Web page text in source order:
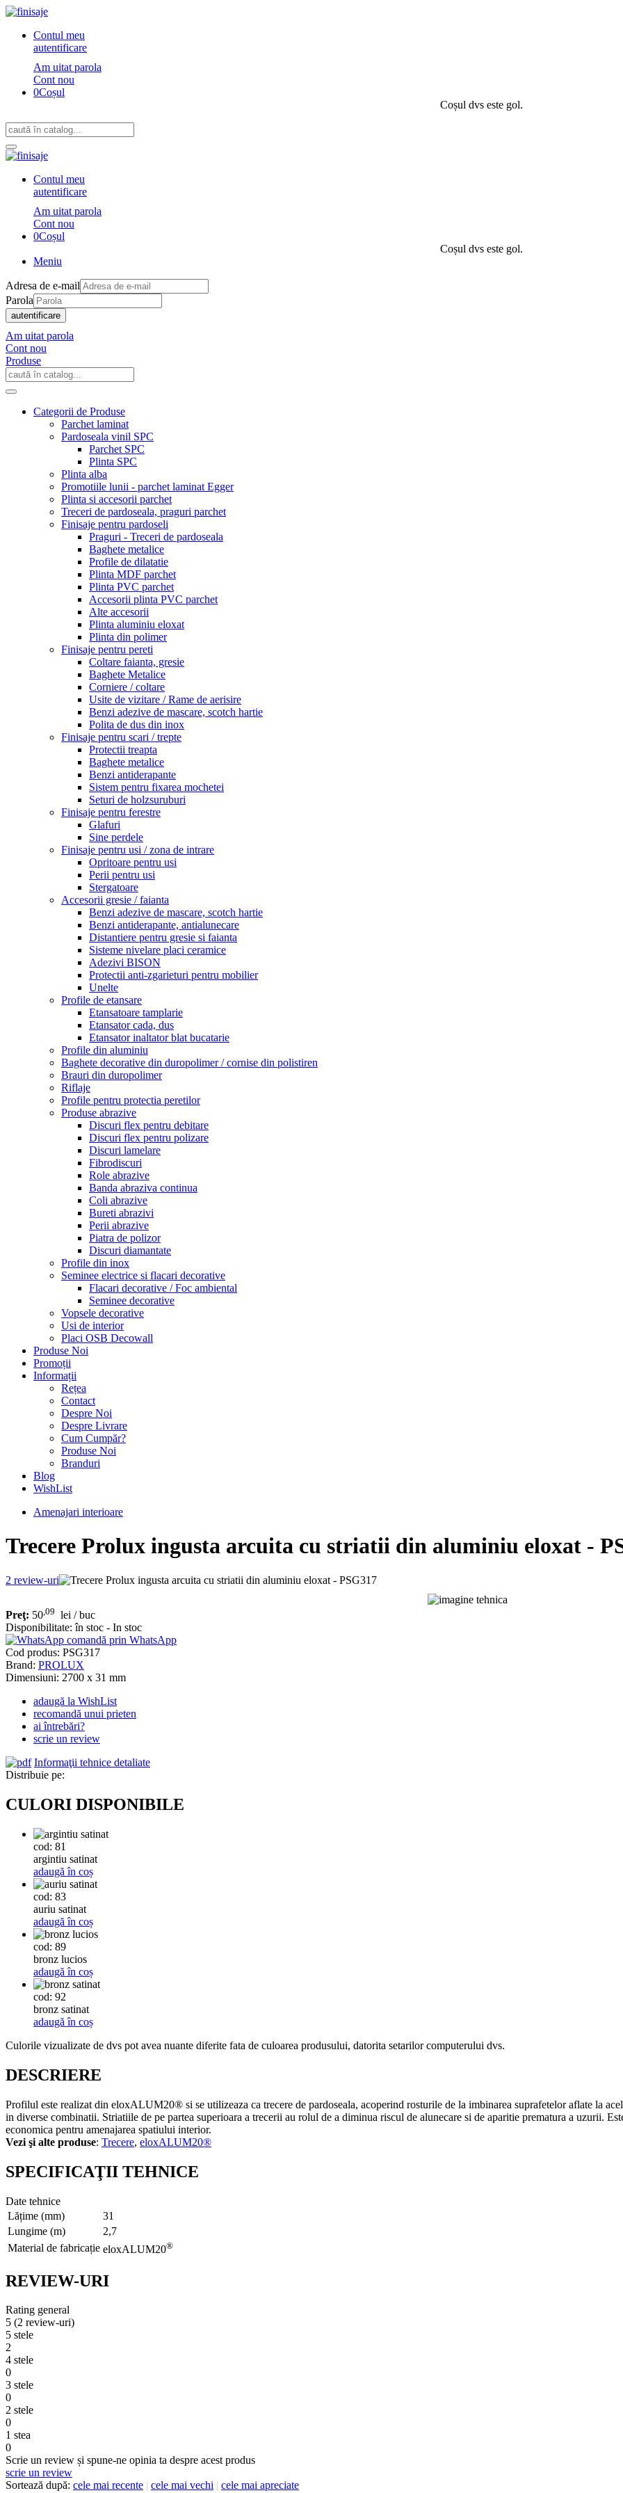
Contul meu
autentificare
Am uitat parola
Cont nou
0Coșul
Coșul dvs este gol.
Contul meu
autentificare
Am uitat parola
Cont nou
0Coșul
Coșul dvs este gol.
Meniu
Adresa de e-mail
Parola
autentificare
Am uitat parola
Cont nou
Produse
Categorii de Produse
Parchet laminat
Pardoseala vinil SPC
Parchet SPC
Plinta SPC
Plinta alba
Promotiile lunii - parchet laminat Egger
Plinta si accesorii parchet
Treceri de pardoseala, praguri parchet
Finisaje pentru pardoseli
Praguri - Treceri de pardoseala
Baghete metalice
Profile de dilatatie
Plinta MDF parchet
Plinta PVC parchet
Accesorii plinta PVC parchet
Alte accesorii
Plinta aluminiu eloxat
Plinta din polimer
Finisaje pentru pereti
Coltare faianta, gresie
Baghete Metalice
Corniere / coltare
Usite de vizitare / Rame de aerisire
Benzi adezive de mascare, scotch hartie
Polita de dus din inox
Finisaje pentru scari / trepte
Protectii treapta
Baghete metalice
Benzi antiderapante
Sistem pentru fixarea mochetei
Seturi de holzsuruburi
Finisaje pentru ferestre
Glafuri
Sine perdele
Finisaje pentru usi / zona de intrare
Opritoare pentru usi
Perii pentru usi
Stergatoare
Accesorii gresie / faianta
Benzi adezive de mascare, scotch hartie
Benzi antiderapante, antialunecare
Distantiere pentru gresie si faianta
Sisteme nivelare placi ceramice
Adezivi BISON
Protectii anti-zgarieturi pentru mobilier
Unelte
Profile de etansare
Etansatoare tamplarie
Etansator cada, dus
Etansator inaltator blat bucatarie
Profile din aluminiu
Baghete decorative din duropolimer / cornise din polistiren
Brauri din duropolimer
Riflaje
Profile pentru protectia peretilor
Produse abrazive
Discuri flex pentru debitare
Discuri flex pentru polizare
Discuri lamelare
Fibrodiscuri
Role abrazive
Banda abraziva continua
Coli abrazive
Bureti abrazivi
Perii abrazive
Piatra de polizor
Discuri diamantate
Profile din inox
Seminee electrice si flacari decorative
Flacari decorative / Foc ambiental
Seminee decorative
Vopsele decorative
Usi de interior
Placi OSB Decowall
Produse Noi
Promoții
Informații
Rețea
Contact
Despre Noi
Despre Livrare
Cum Cumpăr?
Produse Noi
Branduri
Blog
WishList
Amenajari interioare
Trecere Prolux ingusta arcuita cu striatii din aluminiu eloxat -
2 review-uri
Preţ: 50 ,09 lei / buc
Disponibilitate: în stoc - In stoc
comandă prin WhatsApp
Cod produs: PSG317
Brand: PROLUX
Dimensiuni: 2700 x 31 mm
adaugă la WishList
recomandă unui prieten
ai întrebări?
scrie un review
Informaţii tehnice detaliate
Distribuie pe:
CULORI DISPONIBILE
cod: 81
argintiu satinat
adaugă în coș
cod: 83
auriu satinat
adaugă în coș
cod: 89
bronz lucios
adaugă în coș
cod: 92
bronz satinat
adaugă în coș
Culorile vizualizate de dvs pot avea nuante diferite fata de culoarea produsului, datorita setarilor computerului dvs.
DESCRIERE
Profilul este realizat din eloxALUM20® si se utilizeaza ca trecere de pardoseala, acoperind rosturile de la imbinarea suprafetelor aflate la
in diverse combinatii. Striatiile de pe partea superioara a trecerii au rolul de a diminua riscul de alunecare si de aparitie prematura a uzurii.
economica pentru amenajarea spatiului interior.
Vezi şi alte produse: Trecere, eloxALUM20®
SPECIFICAŢII TEHNICE
Date tehnice
Lățime (mm)
31
Lungime (m)
2,7
Material de fabricație eloxALUM20®
REVIEW-URI
Rating general
5 (2 review-uri)
5 stele
2
4 stele
0
3 stele
0
2 stele
0
1 stea
0
Scrie un review și spune-ne opinia ta despre acest produs
scrie un review
Sortează după: cele mai recente cele mai vechi
cele mai apreciate